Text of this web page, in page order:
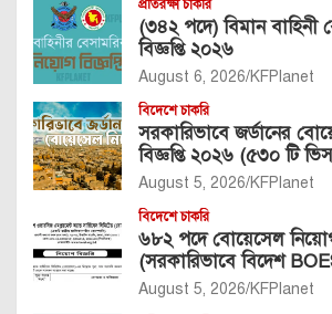
প্রতিরক্ষা চাকরি
(৩৪২ পদে) বিমান বাহিনী
বিজ্ঞপ্তি ২০২৬
August 6, 2026 KFPlanet
বিদেশে চাকরি
সরকারিভাবে জর্ডানের
বিজ্ঞপ্তি ২০২৬ (৫৩০ টি
August 5, 2026 KFPlanet
বিদেশে চাকরি
৬৮২ পদে বোয়েসেল নিয়োগ
(সরকারিভাবে বিদেশ
August 5, 2026 KFPlanet